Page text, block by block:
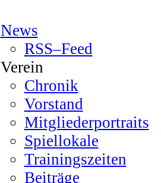
News
RSS–Feed
Verein
Chronik
Vorstand
Mitgliederportraits
Spiellokale
Trainingszeiten
Beiträge